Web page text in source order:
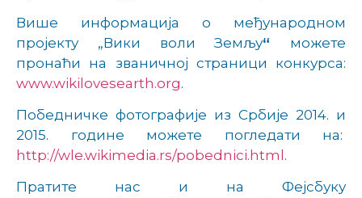
Више информација о међународном
пројекту „Вики воли Земљу“ можете
пронаћи на званичној страници конкурса:
www.wikilovesearth.org.
Победничке фотографије из Србије 2014. и
2015. године можете погледати на:
http://wle.wikimedia.rs/pobednici.html .
Пратите нас и на Фејсбуку